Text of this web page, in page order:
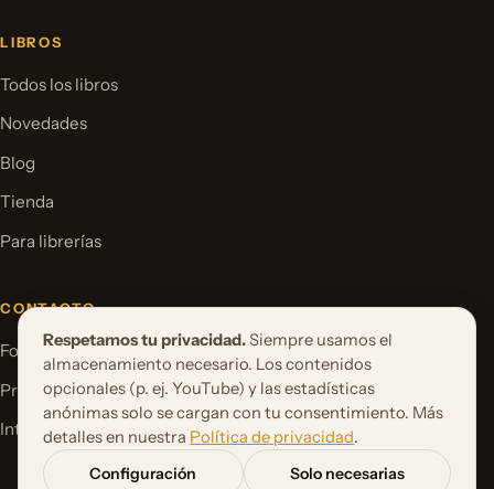
LIBROS
Todos los libros
Novedades
Blog
Tienda
Para librerías
CONTACTO
Formulario de contacto
Proponer un proyecto de libro
International Rights
Respetamos tu privacidad. Siempre usamos el
almacenamiento necesario. Los contenidos
opcionales (p. ej. YouTube) y las estadísticas
anónimas solo se cargan con tu consentimiento. Más
detalles en nuestra Política de privacidad.
Configuración
Solo necesarias